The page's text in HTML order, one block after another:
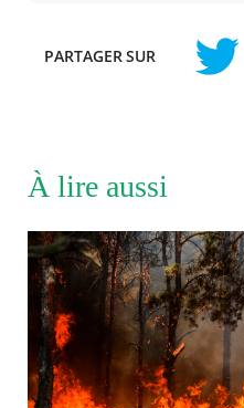
PARTAGERSUR
À lire aussi